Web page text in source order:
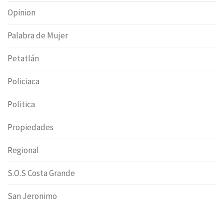
Opinion
Palabra de Mujer
Petatlán
Policiaca
Politica
Propiedades
Regional
S.O.S Costa Grande
San Jeronimo